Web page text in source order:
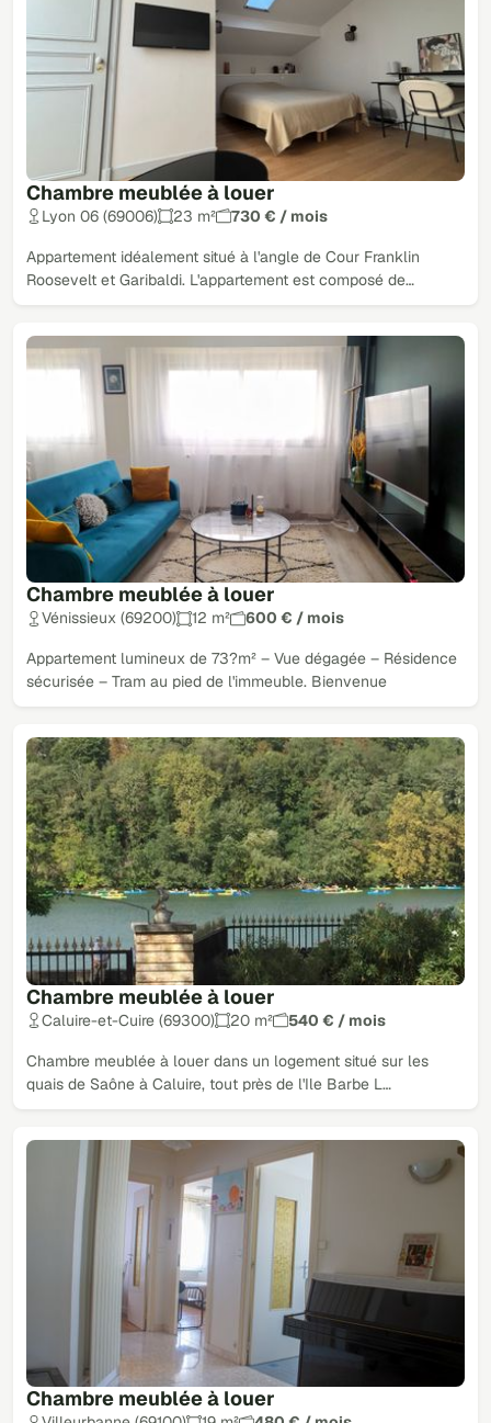
Chambre meublée à louer
Lyon 06 (69006) 23 m² 730 € / mois
Appartement idéalement situé à l'angle de Cour Franklin
Roosevelt et Garibaldi. L'appartement est composé de…
Chambre meublée à louer
Vénissieux (69200) 12 m² 600 € / mois
Appartement lumineux de 73?m² – Vue dégagée – Résidence
sécurisée – Tram au pied de l'immeuble. Bienvenue
Chambre meublée à louer
Caluire-et-Cuire (69300) 20 m² 540 € / mois
Chambre meublée à louer dans un logement situé sur les
quais de Saône à Caluire, tout près de l'Ile Barbe L…
Chambre meublée à louer